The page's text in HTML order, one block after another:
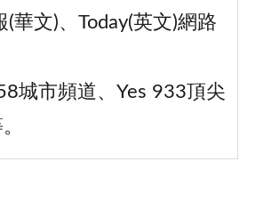
(華文)、Today(英文)網路
城市頻道、Yes 933頂尖